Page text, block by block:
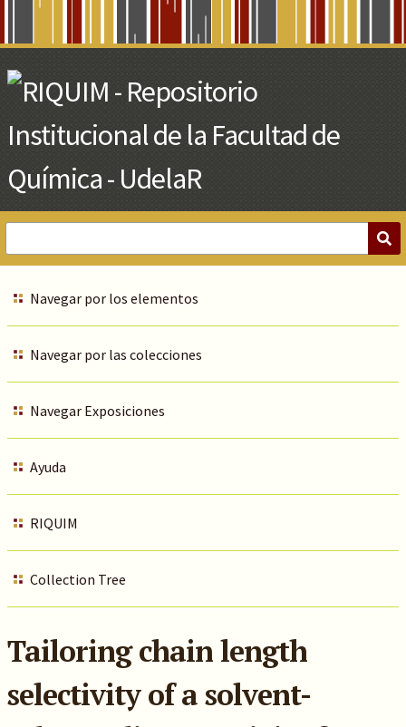
Main
Content
Navegar por los elementos
Navegar por las colecciones
Navegar Exposiciones
Ayuda
RIQUIM
Collection Tree
Tailoring chain length
selectivity of a solvent-